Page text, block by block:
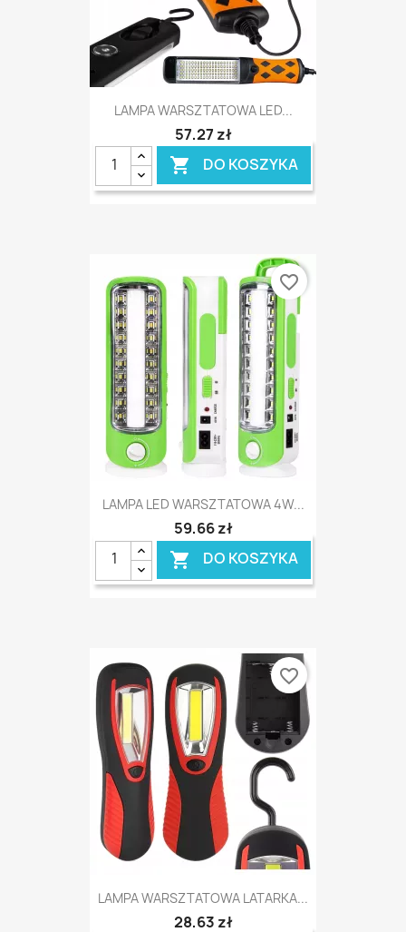
LAMPA WARSZTATOWA LED...
57,27 zł
 DO KOSZYKA
LAMPA LED WARSZTATOWA 4W...
59,66 zł
 DO KOSZYKA
favorite_border
LAMPA WARSZTATOWA LATARKA...
28,63 zł
favorite_border